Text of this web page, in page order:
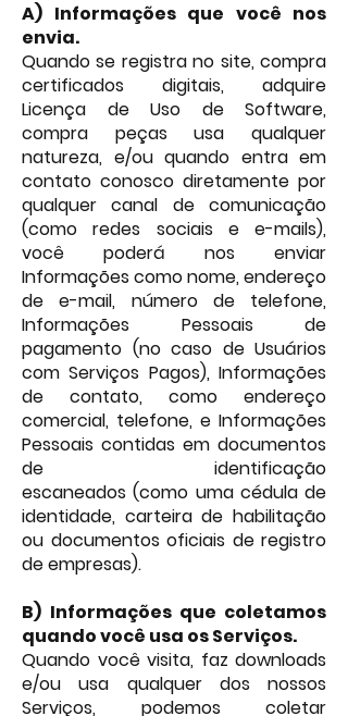
A) Informações que você nos
envia.
Quando se registra no site, compra
certificados digitais, adquire
Licença de Uso de Software,
compra peças usa qualquer
natureza, e/ou quando entra em
contato conosco diretamente por
qualquer canal de comunicação
(como redes sociais e e-mails),
você poderá nos enviar
Informações como nome, endereço
de e-mail, número de telefone,
Informações Pessoais de
pagamento (no caso de Usuários
com Serviços Pagos), Informações
de contato, como endereço
comercial, telefone, e Informações
Pessoais contidas em documentos
de identificação
escaneados (como uma cédula de
identidade, carteira de habilitação
ou documentos oficiais de registro
de empresas).
B) Informações que coletamos
quando você usa os Serviços.
Quando você visita, faz downloads
e/ou usa qualquer dos nossos
Serviços, podemos coletar